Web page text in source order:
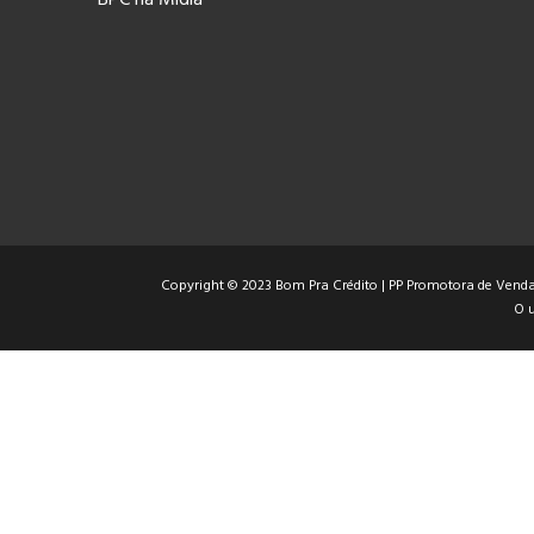
Copyright © 2023 Bom Pra Crédito | PP Promotora de
O